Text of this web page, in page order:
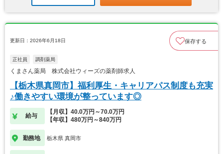
更新日：2026年6月18日 保存する
正社員 調剤薬局
くまさん薬局 株式会社ウィーズの薬剤師求人
【栃木県真岡市】福利厚生・キャリアパス制度も充実
♪働きやすい環境が整っています◎
給与
【月収】40.0万円～70.0万円
【年収】480万円～840万円
勤務地 栃木県 真岡市